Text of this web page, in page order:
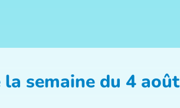
semaine du 4 août